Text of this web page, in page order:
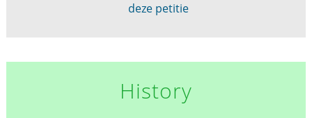
deze petitie
History